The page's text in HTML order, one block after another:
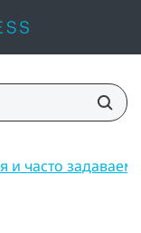
и часто